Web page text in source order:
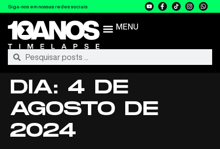
Siga-nos em nossas redes sociais
MENU
DIA: 4 DE
AGOSTO DE
2024